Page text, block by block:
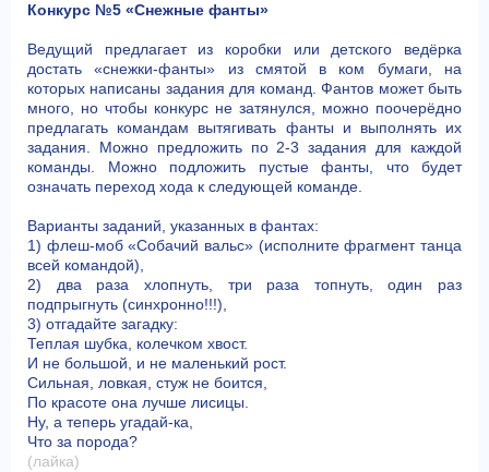
Конкурс №5 «Снежные фанты»
Ведущий предлагает из коробки или детского ведёрка
достать «снежки-фанты» из смятой в ком бумаги, на
которых написаны задания для команд. Фантов может быть
много, но чтобы конкурс не затянулся, можно поочерёдно
предлагать командам вытягивать фанты и выполнять их
задания. Можно предложить по 2-3 задания для каждой
команды. Можно подложить пустые фанты, что будет
означать переход хода к следующей команде.
Варианты заданий, указанных в фантах:
1) флеш-моб «Собачий вальс» (исполните фрагмент танца
всей командой),
2) два раза хлопнуть, три раза топнуть, один раз
подпрыгнуть (синхронно!!!),
3) отгадайте загадку:
Теплая шубка, колечком хвост.
И не большой, и не маленький рост.
Сильная, ловкая, стуж не боится,
По красоте она лучше лисицы.
Ну, а теперь угадай-ка,
Что за порода?
(лайка)